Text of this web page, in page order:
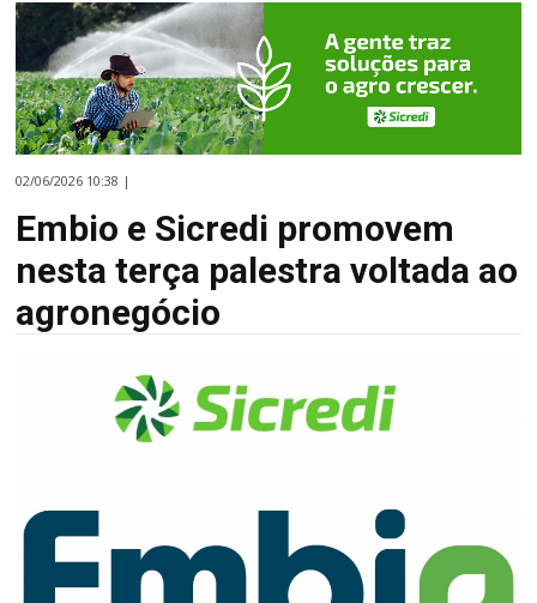
02/06/2026 10:38 |
Embio e Sicredi promovem
nesta terça palestra voltada ao
agronegócio